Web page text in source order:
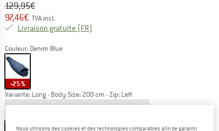
Prix initial :
129,95€
Prix:
97,46€ TVA incl.
Livraison gratuite (FR)
Couleur: Denim Blue
-25 %
Variante: Long - Body Size: 200 cm - Zip: Left
Nous utilisons des cookies et des technologies comparables afin de garantir